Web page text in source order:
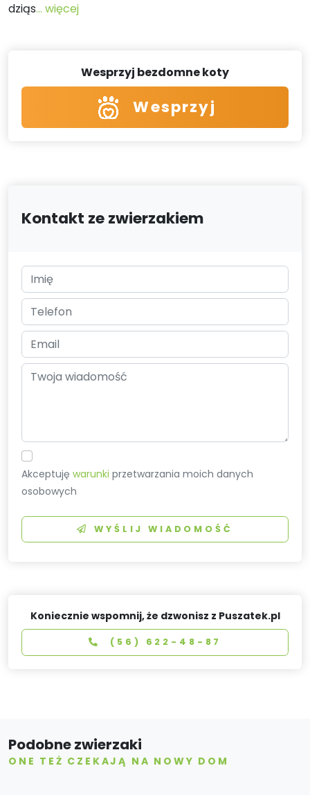
dziąs... więcej
Wesprzyj bezdomne koty
Wesprzyj
Kontakt ze zwierzakiem
Akceptujęwarunki przetwarzania moich danych
osobowych
WYŚLIJ WIADOMOŚĆ
Koniecznie wspomnij, że dzwonisz z Puszatek.pl
(56) 622-48-87
Podobne zwierzaki
ONE TEŻ CZEKAJĄ NA NOWY DOM